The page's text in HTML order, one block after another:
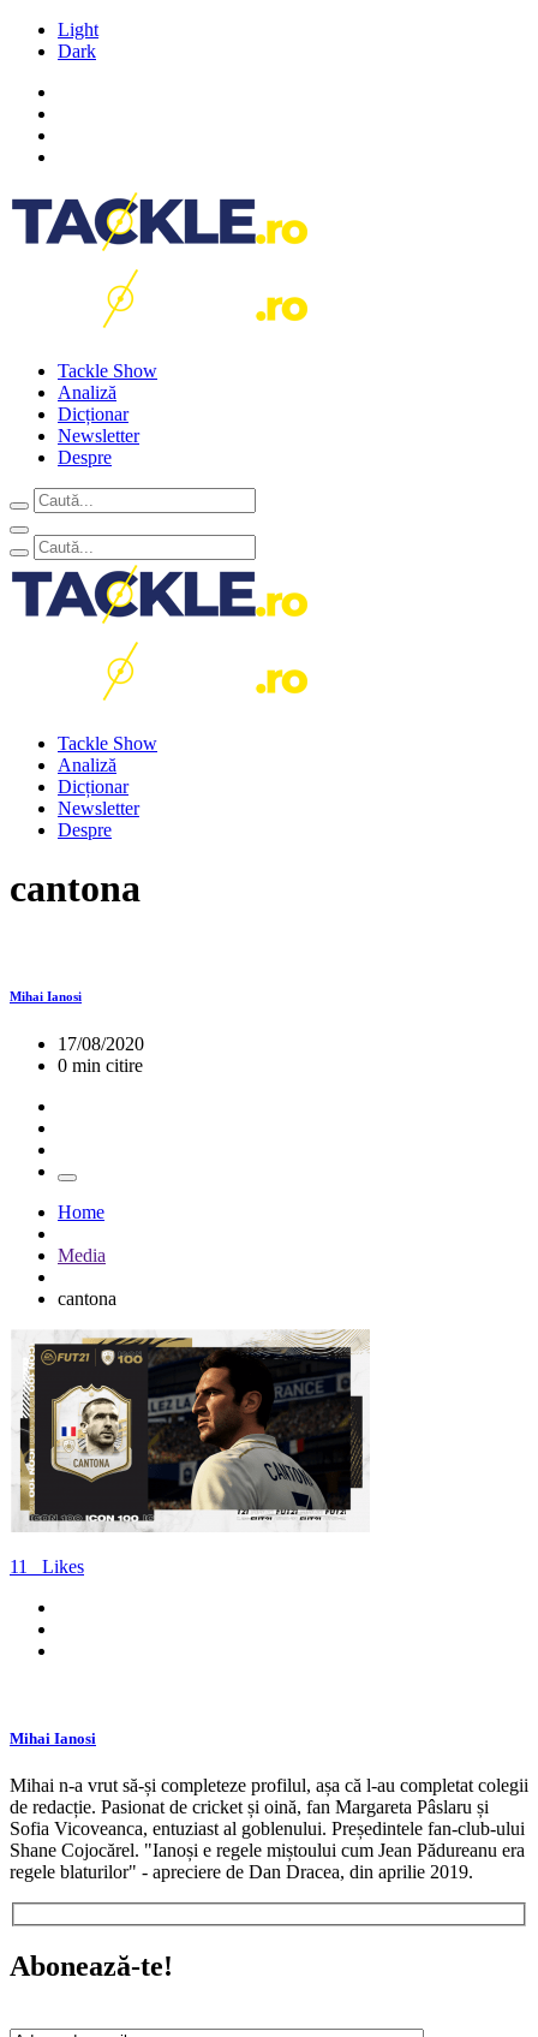
Light
Dark
Tackle Show
Analiză
Dicționar
Newsletter
Despre
Tackle Show
Analiză
Dicționar
Newsletter
Despre
cantona
Mihai Ianosi
17/08/2020
0 min citire
Home
Media
cantona
11 Likes
Mihai Ianosi
Mihai n-a vrut să-și completeze profilul, așa că l-au completat colegii
de redacție. Pasionat de cricket și oină, fan Margareta Pâslaru și
Sofia Vicoveanca, entuziast al goblenului. Președintele fan-club-ului
Shane Cojocărel. "Ianoși e regele miștoului cum Jean Pădureanu era
regele blaturilor" - apreciere de Dan Dracea, din aprilie 2019.
Abonează-te!